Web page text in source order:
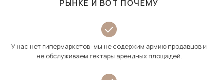
РЫНКЕ И ВОТ ПОЧЕМУ
У нас нет гипермаркетов: мы не содержим армию продавцов и
не обслуживаем гектары арендных площадей.